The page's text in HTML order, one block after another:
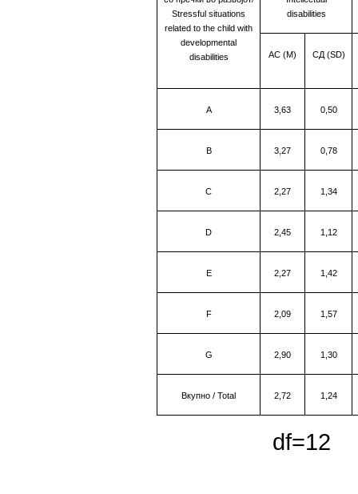
Stressful situations
related to the child with
developmental
disabilities
disabilities
АС (М) СД (SD)
A 3,63 0,50
B 3,27 0,78
C 2,27 1,34
D 2,45 1,12
Е 2,27 1,42
F 2,09 1,57
G 2,90 1,30
Вкупно / Total 2,72 1,24